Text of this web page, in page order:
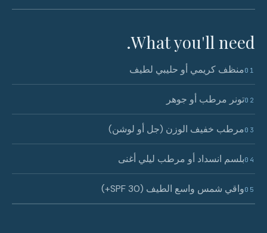
What you'll need.
01منظف كريمي أو حليبي لطيف
02تونر مرطب أو جوهر
03مرطب خفيف الوزن (جل أو لوشن)
04بلسم انسداد أو مرطب ليلي أغنى
05واقي شمس واسع الطيف (SPF 30+)